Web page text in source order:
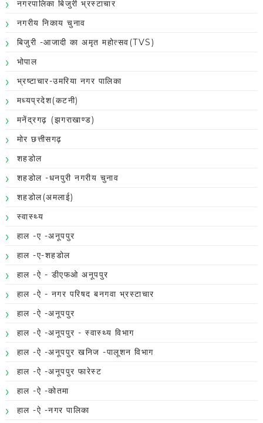
नगरपालिका बिजुरी भ्रस्टाचार
नगरीय निकाय चुनाव
बिजुरी -आजादी का अमृत महोत्सव(TVS)
भोपाल
भ्रष्टाचार-उमरिया नगर पालिका
मध्यप्रदेश(कटनी)
मनेंद्रगढ़ (झगराखाण्ड)
मोर छत्तीसगढ़
शहडोल
शहडोल -धनपुरी नगरीय चुनाव
शहडोल(अमलाई)
स्वास्थ्य
हाल -ए -अनूपपुर
हाल -ए-शहडोल
हाल -ऐ - डीएफओ अनूपपुर
हाल -ऐ - नगर परिषद बनगवा भ्रस्टाचार
हाल -ऐ -अनूपपुर
हाल -ऐ -अनूपपुर - स्वास्थ्य विभाग
हाल -ऐ -अनूपपुर खनिज -पालूशन विभाग
हाल -ऐ -अनूपपुर फारेस्ट
हाल -ऐ -कोतमा
हाल -ऐ -नगर पालिका